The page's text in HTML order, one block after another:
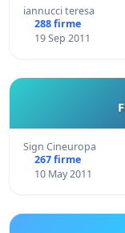
iannucci teresa
288 firme
19 Sep 2011
Sign Cineuropa
267 firme
10 May 2011